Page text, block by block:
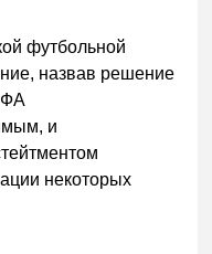
футбольной
назвав решение
и
некоторых